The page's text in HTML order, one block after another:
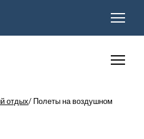
отдых/ Полеты на воздушном